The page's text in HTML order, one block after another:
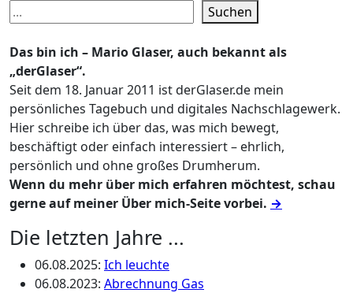
Suchen
Das bin ich – Mario Glaser, auch bekannt als
„derGlaser“.
Seit dem 18. Januar 2011 ist derGlaser.de mein
persönliches Tagebuch und digitales Nachschlagewerk.
Hier schreibe ich über das, was mich bewegt,
beschäftigt oder einfach interessiert – ehrlich,
persönlich und ohne großes Drumherum.
Wenn du mehr über mich erfahren möchtest, schau
gerne auf meiner Über mich-Seite vorbei. →
Die letzten Jahre ...
06.08.2025: Ich leuchte
06.08.2023: Abrechnung Gas